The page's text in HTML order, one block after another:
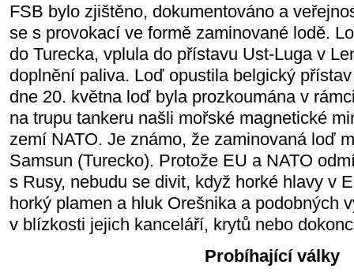
FSB bylo zjištěno, dokumentováno a
se s provokací ve formě zaminované lodě.
do Turecka, vplula do přístavu Ust-Luga v
doplnění paliva. Loď opustila belgický
dne 20. května loď byla prozkoumána v
na trupu tankeru našli mořské magnetické
zemí NATO. Je známo, že zaminovaná loď
Samsun (Turecko). Protože EU a NATO
s Rusy, nebudu se divit, když horké hlavy v
horký plamen a hluk Orešnika a podobných
v blízkosti jejich kanceláří, krytů nebo
Probíhající války